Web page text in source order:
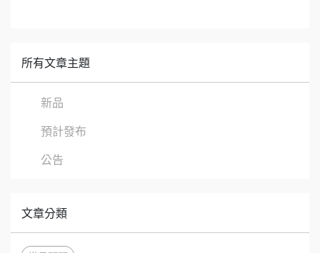
所有文章主題
新品
預計發布
公告
文章分類